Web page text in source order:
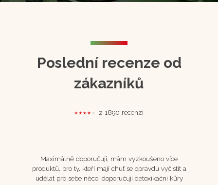
Poslední recenze od
zákazníků
z 1890 recenzí
Maximálně doporučuji, mám vyzkoušeno více
produktů, pro ty, kteří mají chuť se opravdu vyčistit a
udělat pro sebe něco, doporučuji detoxikační kůry